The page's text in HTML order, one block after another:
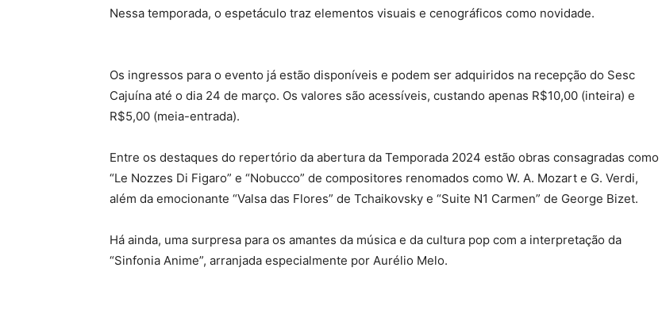
Nessa temporada, o espetáculo traz elementos visuais e cenográficos como novidade.
Os ingressos para o evento já estão disponíveis e podem ser adquiridos na recepção do Sesc
Cajuína até o dia 24 de março. Os valores são acessíveis, custando apenas R$10,00 (inteira) e
R$5,00 (meia-entrada).
Entre os destaques do repertório da abertura da Temporada 2024 estão obras consagradas como
“Le Nozzes Di Figaro” e “Nobucco” de compositores renomados como W. A. Mozart e G. Verdi,
além da emocionante “Valsa das Flores” de Tchaikovsky e “Suite N1 Carmen” de George Bizet.
Há ainda, uma surpresa para os amantes da música e da cultura pop com a interpretação da
“Sinfonia Anime”, arranjada especialmente por Aurélio Melo.